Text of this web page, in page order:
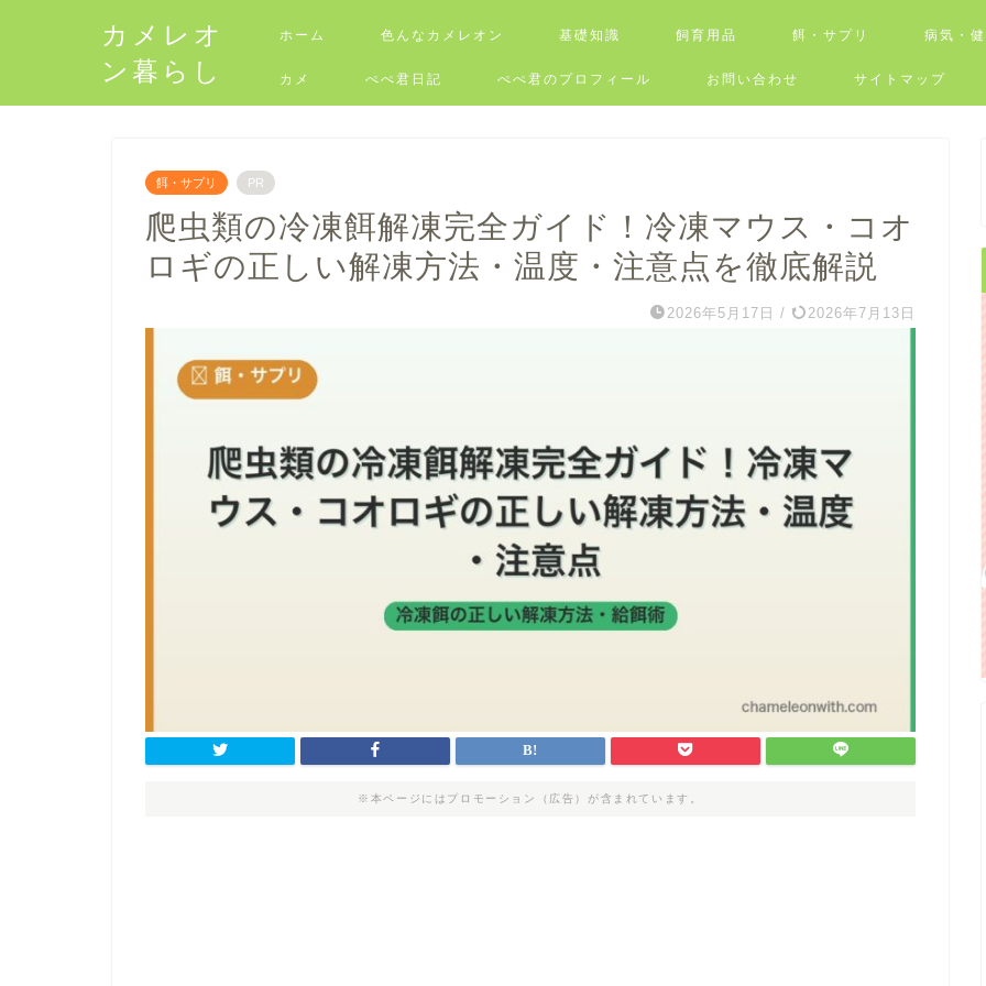
カメレオ
ン暮らし
ホーム 色んなカメレオン 基礎知識 飼育用品 餌・サプリ 病気・
カメ ぺぺ君日記 ぺぺ君のプロフィール お問い合わせ サイトマップ
餌・サプリ PR
爬虫類の冷凍餌解凍完全ガイド！冷凍マウス・コオ
ロギの正しい解凍方法・温度・注意点を徹底解説
2026年5月17日 / 2026年7月13日
※本ページにはプロモーション（広告）が含まれています。